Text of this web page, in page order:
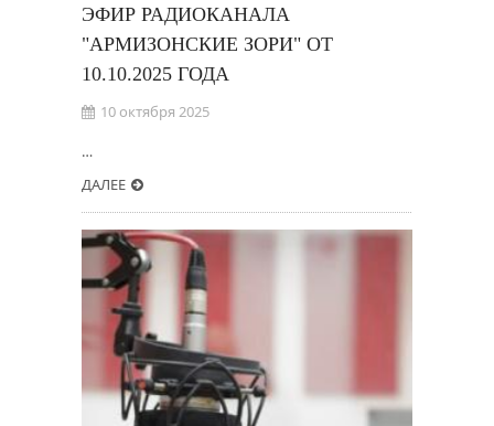
ЭФИР РАДИОКАНАЛА
"АРМИЗОНСКИЕ ЗОРИ" ОТ
10.10.2025 ГОДА
10 октября 2025
…
ДАЛЕЕ